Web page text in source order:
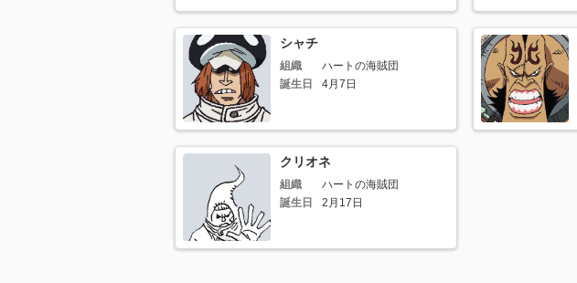
シャチ
組織
ハートの海賊団
誕生日
4月7日
クリオネ
組織
ハートの海賊団
誕生日
2月17日